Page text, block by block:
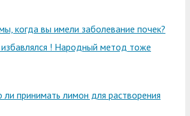
когда вы имели заболевание почек?
! Народный метод тоже
принимать лимон для растворения